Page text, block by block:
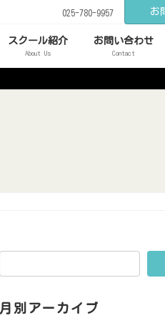
025-780-9957 お
スクール紹介
About Us
お問い合わせ
Contact
月別アーカイブ